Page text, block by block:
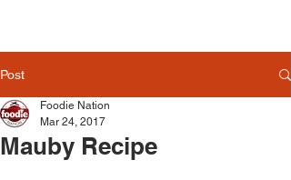
Post
Mauby Recipe
Foodie Nation
Mar 24, 2017